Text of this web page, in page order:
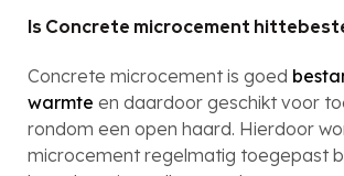
Is Concrete microcement
Concrete microcement is goed
warmte en daardoor geschikt voor
rondom een open haard. Hierdoor
microcement regelmatig toegepast